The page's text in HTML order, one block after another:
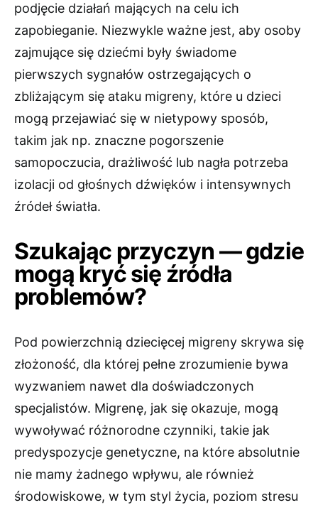
podjęcie działań mających na celu ich
zapobieganie. Niezwykle ważne jest, aby osoby
zajmujące się dziećmi były świadome
pierwszych sygnałów ostrzegających o
zbliżającym się ataku migreny, które u dzieci
mogą przejawiać się w nietypowy sposób,
takim jak np. znaczne pogorszenie
samopoczucia, drażliwość lub nagła potrzeba
izolacji od głośnych dźwięków i intensywnych
źródeł światła.
Szukając przyczyn — gdzie
mogą kryć się źródła
problemów?
Pod powierzchnią dziecięcej migreny skrywa się
złożoność, dla której pełne zrozumienie bywa
wyzwaniem nawet dla doświadczonych
specjalistów. Migrenę, jak się okazuje, mogą
wywoływać różnorodne czynniki, takie jak
predyspozycje genetyczne, na które absolutnie
nie mamy żadnego wpływu, ale również
środowiskowe, w tym styl życia, poziom stresu